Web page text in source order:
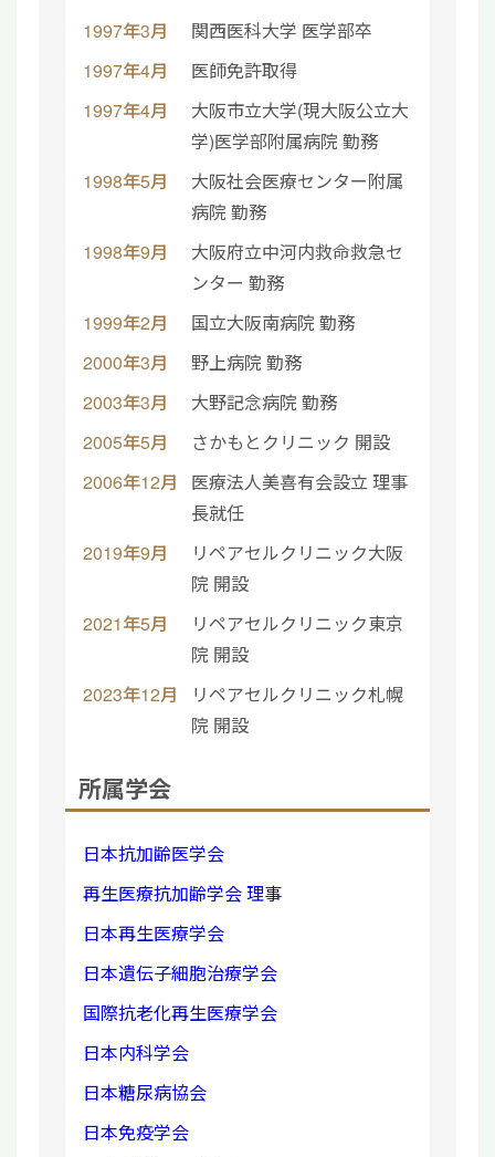
1997年3月
関西医科大学 医学部卒
1997年4月
医師免許取得
1997年4月
大阪市立大学(現大阪公立大
学)医学部附属病院 勤務
1998年5月
大阪社会医療センター附属
病院 勤務
1998年9月
大阪府立中河内救命救急セ
ンター 勤務
1999年2月
国立大阪南病院 勤務
2000年3月
野上病院 勤務
2003年3月
大野記念病院 勤務
2005年5月
さかもとクリニック 開設
2006年12月
医療法人美喜有会設立 理事
長就任
2019年9月
リペアセルクリニック大阪
院 開設
2021年5月
リペアセルクリニック東京
院 開設
2023年12月
リペアセルクリニック札幌
院 開設
所属学会
日本抗加齢医学会
再生医療抗加齢学会 理事
日本再生医療学会
日本遺伝子細胞治療学会
国際抗老化再生医療学会
日本内科学会
日本糖尿病協会
日本免疫学会